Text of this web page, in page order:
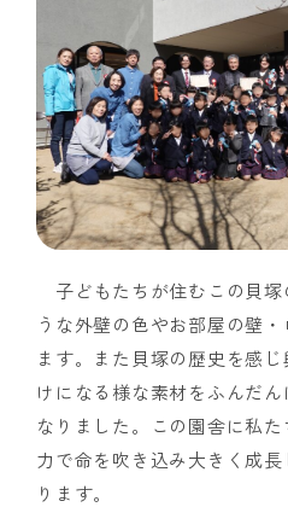
子どもたちが住むこの貝塚
うな外壁の色やお部屋の壁
ます。また貝塚の歴史を感
けになる様な素材をふんだ
なりました。この園舎に私
力で命を吹き込み大きく成
ります。